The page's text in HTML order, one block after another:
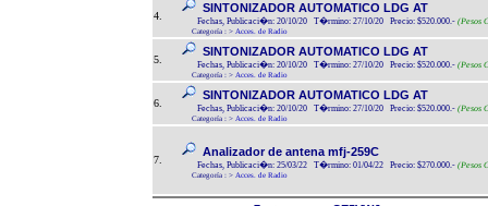
4.
SINTONIZADOR AUTOMATICO LDG AT
Fechas, Publicaci�n: 20/10/20 T�rmino: 27/10/20 Precio: $520.000.- (Pesos
Categoría : > Acces. de Radio
5.
SINTONIZADOR AUTOMATICO LDG AT
Fechas, Publicaci�n: 20/10/20 T�rmino: 27/10/20 Precio: $520.000.- (Pesos
Categoría : > Acces. de Radio
6.
SINTONIZADOR AUTOMATICO LDG AT
Fechas, Publicaci�n: 20/10/20 T�rmino: 27/10/20 Precio: $520.000.- (Pesos
Categoría : > Acces. de Radio
7.
Analizador de antena mfj-259C
Fechas, Publicaci�n: 25/03/22 T�rmino: 01/04/22 Precio: $270.000.- (Pesos
Categoría : > Acces. de Radio